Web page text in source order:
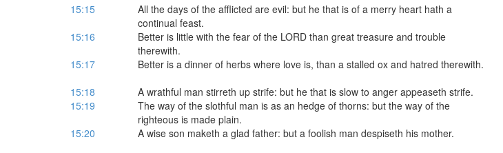
15:15
All the days of the afflicted are evil: but he that is of a merry heart hath a
continual feast.
15:16
Better is little with the fear of the LORD than great treasure and trouble
therewith.
15:17
Better is a dinner of herbs where love is, than a stalled ox and hatred therewith.
15:18
A wrathful man stirreth up strife: but he that is slow to anger appeaseth strife.
15:19
The way of the slothful man is as an hedge of thorns: but the way of the
righteous is made plain.
15:20
A wise son maketh a glad father: but a foolish man despiseth his mother.